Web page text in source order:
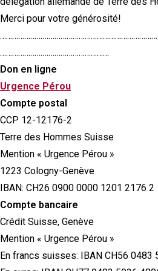
Merci pour votre générosité!
………………………………………………
Don en ligne
Urgence Pérou
Compte postal
CCP 12-12176-2
Terre des Hommes Suisse
Mention « Urgence Pérou »
1223 Cologny-Genève
IBAN: CH26 0900 0000 1201 2176 2
Compte bancaire
Crédit Suisse, Genève
Mention « Urgence Pérou »
En francs suisses: IBAN CH56 0483